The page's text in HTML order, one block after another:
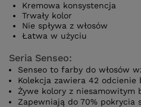
Kremowa konsystencja
Trwały kolor
Nie spływa z włosów
Łatwa w użyciu
Seria Senseo:
Senseo to farby do włosów
Kolekcja zawiera 42
Żywe kolory z niesamowitym
Zapewniają do 70% pokrycia